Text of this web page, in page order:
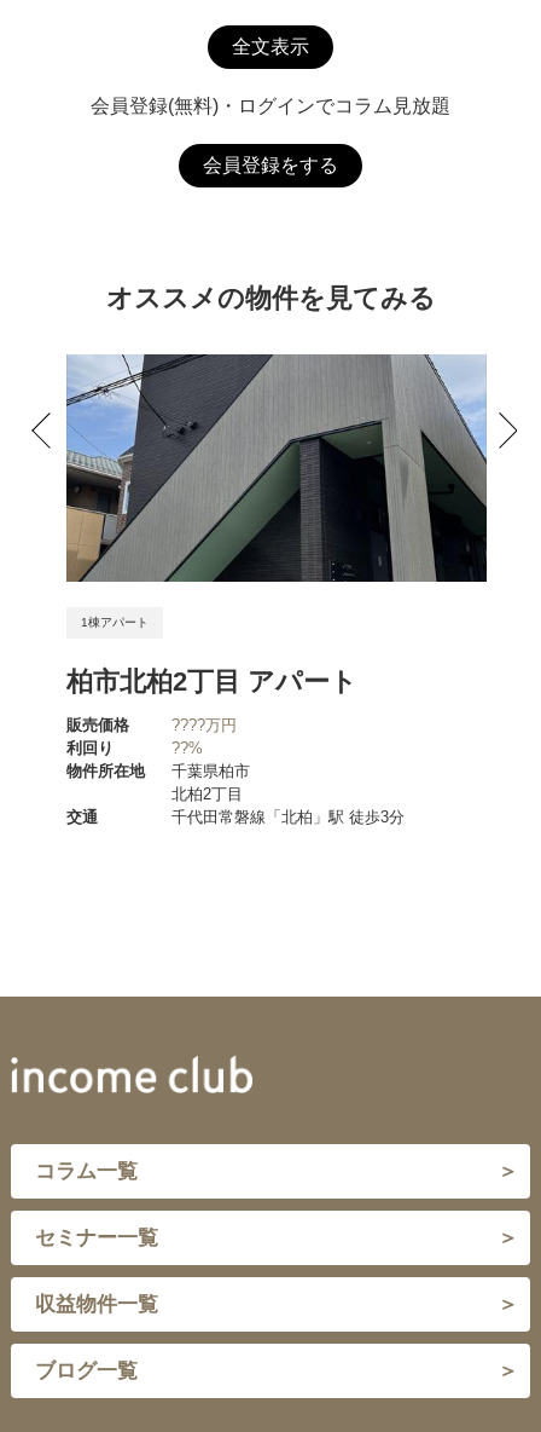
全文表示
会員登録(無料)・ログインでコラム見放題
会員登録をする
オススメの物件を見てみる
1棟アパート
柏市北柏2丁目 アパート
販売価格
????万円
利回り
??%
物件所在地
千葉県柏市
北柏2丁目
交通
千代田常磐線「北柏」駅 徒歩3分
コラム一覧
セミナー一覧
収益物件一覧
ブログ一覧